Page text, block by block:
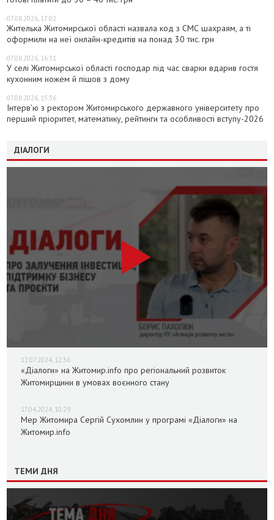
07.08.2026, 17:02
Жителька Житомирської області назвала код з СМС шахраям, а ті
оформили на неї онлайн-кредитів на понад 30 тис. грн
07.08.2026, 16:31
У селі Житомирської області господар під час сварки вдарив гостя
кухонним ножем й пішов з дому
07.08.2026, 15:36
Інтерв’ю з ректором Житомирського державного університету про
перший пріоритет, математику, рейтинги та особливості вступу-2026
ДІАЛОГИ
12.07.2024, 12:36
«Діалоги» на Житомир.info про регіональний розвиток
Житомирщини в умовах воєнного стану
17.04.2024, 10:29
Мер Житомира Сергій Сухомлин у програмі «Діалоги» на
Житомир.info
ТЕМИ ДНЯ